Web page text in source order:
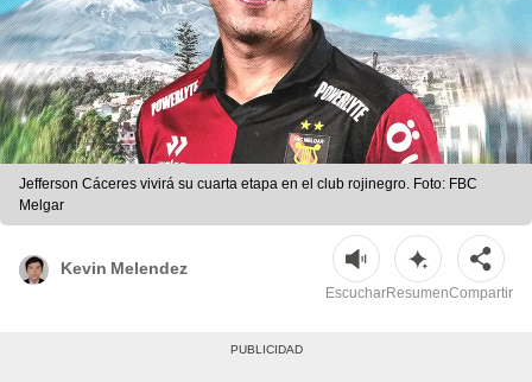
Jefferson Cáceres vivirá su cuarta etapa en el club rojinegro. Foto: FBC
Melgar
Kevin Melendez
EscucharResumenCompartir